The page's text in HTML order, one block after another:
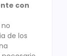
con
de los